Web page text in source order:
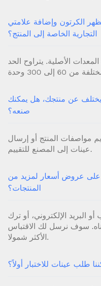
الكرتون وإضافة علامتي
التجارية الخاصة إلى المنتج؟
الأصلية. يتراوح الحد
يختلف عن منتجك، هل يمكنك
صنعه؟
مواصفات المنتج أو إرسال
عينات إلى المصنع للتقييم.
عروض أسعار لمزيد من
المنتجات؟
البريد الإلكتروني، أو ترك
سوف نرسل لك الاقتباس
الأكثر شمولا.
طلب عينات للاختبار أولاً؟